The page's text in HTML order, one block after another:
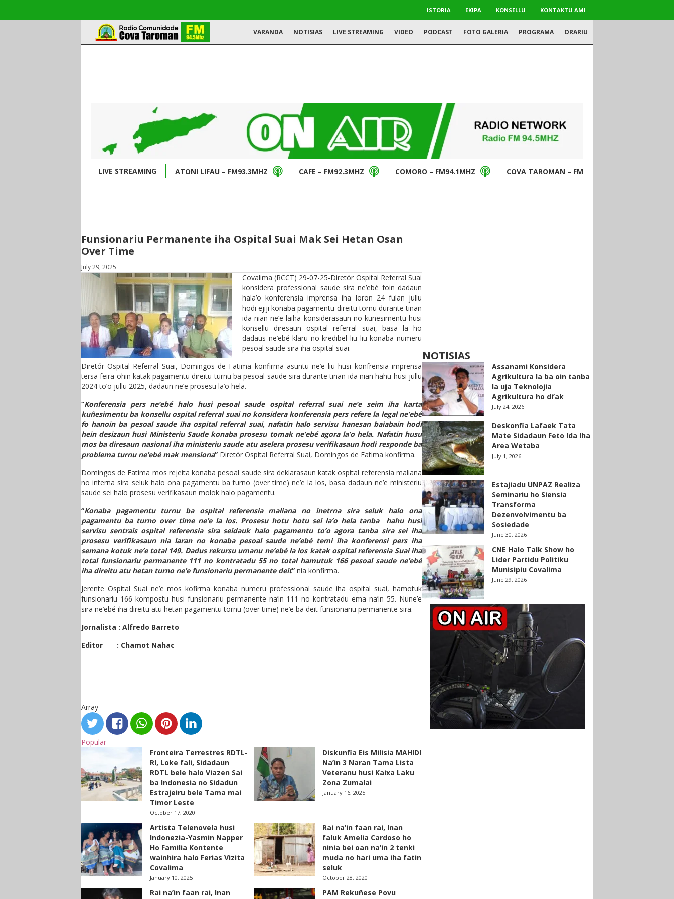
ISTORIA EKIPA KONSELLU KONTAKTU AMI
VARANDA NOTISIAS LIVE STREAMING VIDEO PODCAST FOTO GALERIA PROGRAMA ORARIU
LIVE STREAMING ATONI LIFAU – FM93.3MHZ CAFE – FM92.3MHZ COMORO – FM94.1MHZ COVA TAROMAN – FM94.5MHZ
Funsionariu Permanente iha Ospital Suai Mak Sei Hetan Osan
Over Time
July 29, 2025
Covalima (RCCT) 29-07-25-Diretór Ospital Referral Suai
konsidera professional saude sira ne’ebé foin dadaun
hala’o konferensia imprensa iha loron 24 fulan jullu
hodi ejiji konaba pagamentu direitu tornu durante tinan
ida nian ne’e laiha konsiderasaun no kuñesimentu husi
konsellu diresaun ospital referral suai, basa la ho
dadaus ne’ebé klaru no kredibel liu liu konaba numeru
pesoal saude sira iha ospital suai.
Diretór Ospital Referral Suai, Domingos de Fatima konfirma asuntu ne’e liu husi konfrensia imprensa
tersa feira ohin katak pagamentu direitu turnu ba pesoal saude sira durante tinan ida nian hahu husi jullu
2024 to’o jullu 2025, dadaun ne’e prosesu la’o hela.
“Konferensia pers ne’ebé halo husi pesoal saude ospital referral suai ne’e seim iha karta
kuñesimentu ba konsellu ospital referral suai no konsidera konferensia pers refere la legal ne’ebé
fo hanoin ba pesoal saude iha ospital referral suai, nafatin halo servisu hanesan baiabain hodi
hein desizaun husi Ministeriu Saude konaba prosesu tomak ne’ebé agora la’o hela. Nafatin husu
mos ba diresaun nasional iha ministeriu saude atu aselera prosesu verifikasaun hodi responde ba
problema turnu ne’ebé mak mensiona” Diretór Ospital Referral Suai, Domingos de Fatima konfirma.
Domingos de Fatima mos rejeita konaba pesoal saude sira deklarasaun katak ospital referensia maliana
no interna sira seluk halo ona pagamentu ba turno (over time) ne’e la los, basa dadaun ne’e ministeriu
saude sei halo prosesu verifikasaun molok halo pagamentu.
“Konaba pagamentu turnu ba ospital referensia maliana no inetrna sira seluk halo ona
pagamentu ba turno over time ne’e la los. Prosesu hotu hotu sei la’o hela tanba hahu husi
servisu sentrais ospital referensia sira seidauk halo pagamentu to’o agora tanba sira sei iha
prosesu verifikasaun nia laran no konaba pesoal saude ne’ebé temi iha konferensi pers iha
semana kotuk ne’e total 149. Dadus rekursu umanu ne’ebé la los katak ospital referensia Suai iha
total funsionariu permanente 111 no kontratadu 55 no total hamutuk 166 pesoal saude ne’ebé
iha direitu atu hetan turno ne’e funsionariu permanente deit” nia konfirma.
Jerente Ospital Suai ne’e mos kofirma konaba numeru professional saude iha ospital suai, hamotuk
funsionariu 166 kompostu husi funsionariu permanente na’in 111 no kontratadu ema na’in 55. Nune’e
sira ne’ebé iha direitu atu hetan pagamentu tornu (over time) ne’e ba deit funsionariu permanente sira.
Jornalista : Alfredo Barreto
Editor : Chamot Nahac
Array
Popular
Fronteira Terrestres RDTL-
RI, Loke fali, Sidadaun
RDTL bele halo Viazen Sai
ba Indonesia no Sidadun
Estrajeiru bele Tama mai
Timor Leste
October 17, 2020
Diskunfia Eis Milisia MAHIDI
Na’in 3 Naran Tama Lista
Veteranu husi Kaixa Laku
Zona Zumalai
January 16, 2025
Artista Telenovela husi
Indonezia-Yasmin Napper
Ho Familia Kontente
wainhira halo Ferias Vizita
Covalima
January 10, 2025
Rai na’in faan rai, Inan
faluk Amelia Cardoso ho
ninia bei oan na’in 2 tenki
muda no hari uma iha fatin
seluk
October 28, 2020
Rai na’in faan rai, Inan
PAM Rekuñese Povu
NOTISIAS
Assanami Konsidera
Agrikultura la ba oin tanba
la uja Teknolojia
Agrikultura ho di’ak
July 24, 2026
Deskonfia Lafaek Tata
Mate Sidadaun Feto Ida Iha
Area Wetaba
July 1, 2026
Estajiadu UNPAZ Realiza
Seminariu ho Siensia
Transforma
Dezenvolvimentu ba
Sosiedade
June 30, 2026
CNE Halo Talk Show ho
Lider Partidu Politiku
Munisipiu Covalima
June 29, 2026